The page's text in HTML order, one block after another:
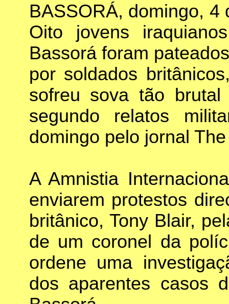
BASSORÁ, domingo,
Oito jovens
Bassorá foram
por soldados
sofreu sova tão brutal
segundo relatos
domingo pelo jornal
A Amnistia
enviarem protestos
britânico, Tony Blair,
de um coronel da
ordene uma
dos aparentes casos